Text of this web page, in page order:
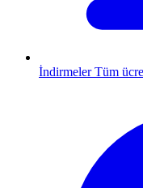
İndirmeler Tüm